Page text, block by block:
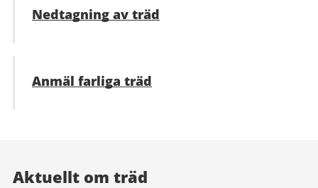
Nedtagning av träd
Anmäl farliga träd
Aktuellt om träd